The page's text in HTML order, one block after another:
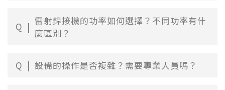
Q
雷射銲接機的功率如何選擇？不同功率有什
麼區別？
Q 設備的操作是否複雜？需要專業人員嗎？